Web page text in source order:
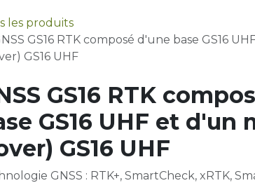
les produits
GS16 RTK composé d'une base GS16
GS16 UHF
GS16 RTK
GS16 UHF et d'un
GS16 UHF
GNSS : RTK+, SmartCheck, xRTK,